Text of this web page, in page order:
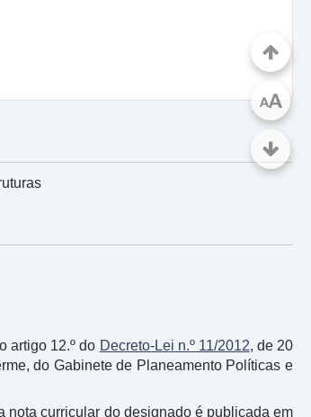
artigo 12.º do Decreto-Lei n.º 11/2012, de 20
do Gabinete de Planeamento Políticas e
nota curricular do designado é publicada em
AA